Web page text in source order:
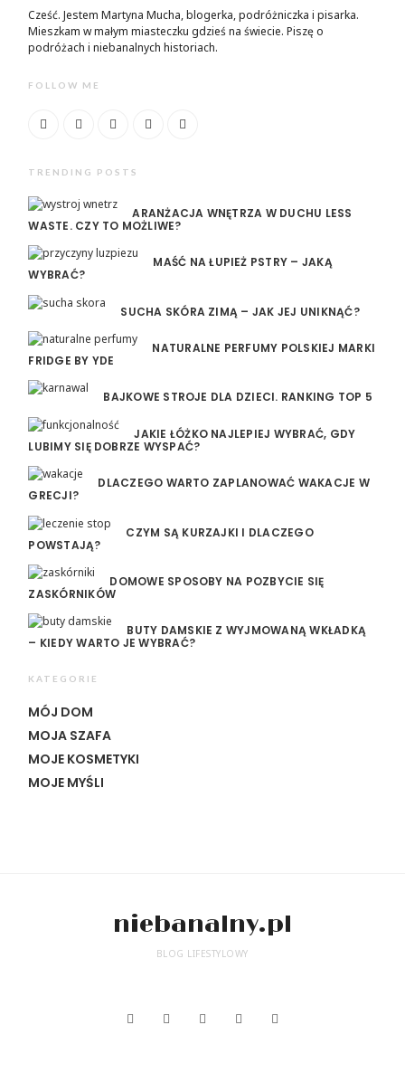
Cześć. Jestem Martyna Mucha, blogerka, podróżniczka i pisarka.
Mieszkam w małym miasteczku gdzieś na świecie. Piszę o
podróżach i niebanalnych historiach.
FOLLOW ME
TRENDING POSTS
ARANŻACJA WNĘTRZA W DUCHU LESS
WASTE. CZY TO MOŻLIWE?
MAŚĆ NA ŁUPIEŻ PSTRY – JAKĄ
WYBRAĆ?
SUCHA SKÓRA ZIMĄ – JAK JEJ UNIKNĄĆ?
NATURALNE PERFUMY POLSKIEJ MARKI
FRIDGE BY YDE
BAJKOWE STROJE DLA DZIECI. RANKING TOP 5
JAKIE ŁÓŻKO NAJLEPIEJ WYBRAĆ, GDY
LUBIMY SIĘ DOBRZE WYSPAĆ?
DLACZEGO WARTO ZAPLANOWAĆ WAKACJE W
GRECJI?
CZYM SĄ KURZAJKI I DLACZEGO
POWSTAJĄ?
DOMOWE SPOSOBY NA POZBYCIE SIĘ
ZASKÓRNIKÓW
BUTY DAMSKIE Z WYJMOWANĄ WKŁADKĄ
– KIEDY WARTO JE WYBRAĆ?
KATEGORIE
MÓJ DOM
MOJA SZAFA
MOJE KOSMETYKI
MOJE MYŚLI
niebanalny.pl
BLOG LIFESTYLOWY